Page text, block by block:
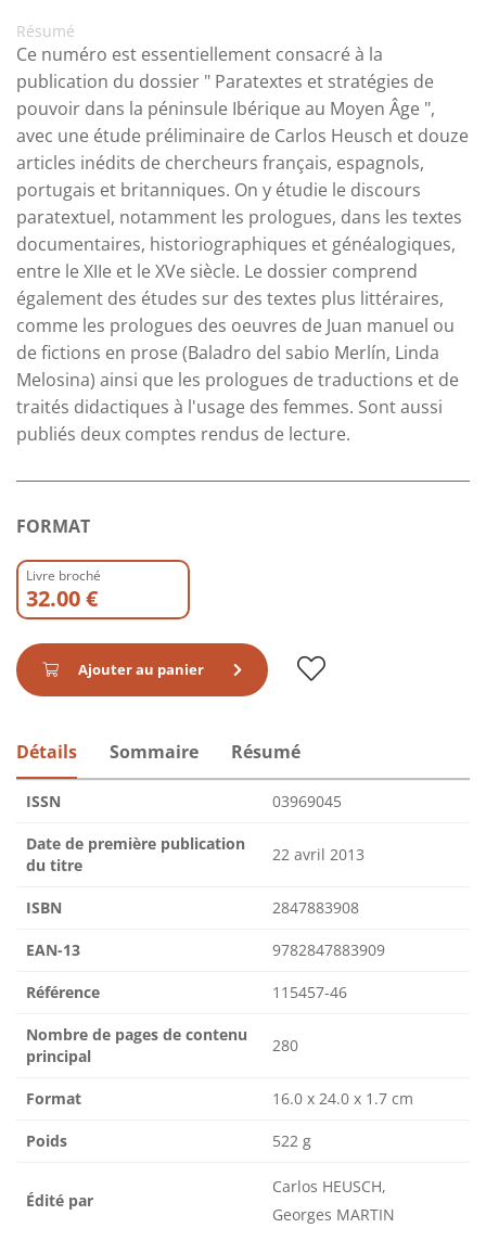
Résumé
Ce numéro est essentiellement consacré à la
publication du dossier " Paratextes et stratégies de
pouvoir dans la péninsule Ibérique au Moyen Âge ",
avec une étude préliminaire de Carlos Heusch et douze
articles inédits de chercheurs français, espagnols,
portugais et britanniques. On y étudie le discours
paratextuel, notamment les prologues, dans les textes
documentaires, historiographiques et généalogiques,
entre le XIIe et le XVe siècle. Le dossier comprend
également des études sur des textes plus littéraires,
comme les prologues des oeuvres de Juan manuel ou
de fictions en prose (Baladro del sabio Merlín, Linda
Melosina) ainsi que les prologues de traductions et de
traités didactiques à l'usage des femmes. Sont aussi
publiés deux comptes rendus de lecture.
FORMAT
Livre broché
32.00 €
Ajouter au panier
Détails Sommaire Résumé
ISSN 03969045
Date de première publication
du titre
22 avril 2013
ISBN 2847883908
EAN-13 9782847883909
Référence 115457-46
Nombre de pages de contenu
principal
280
Format 16.0 x 24.0 x 1.7 cm
Poids 522 g
Édité par
Carlos HEUSCH,
Georges MARTIN